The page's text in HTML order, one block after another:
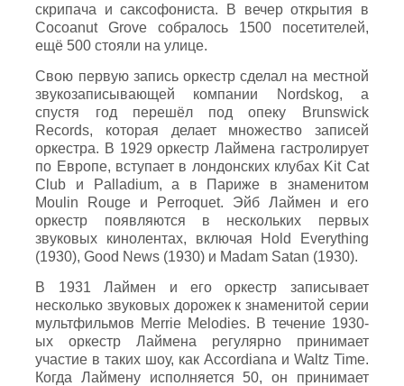
скрипача и саксофониста. В вечер открытия в
Cocoanut Grove собралось 1500 посетителей,
ещё 500 стояли на улице.
Свою первую запись оркестр сделал на местной
звукозаписывающей компании Nordskog, а
спустя год перешёл под опеку Brunswick
Records, которая делает множество записей
оркестра. В 1929 оркестр Лаймена гастролирует
по Европе, вступает в лондонских клубах Kit Cat
Club и Palladium, а в Париже в знаменитом
Moulin Rouge и Perroquet. Эйб Лаймен и его
оркестр появляются в нескольких первых
звуковых кинолентах, включая Hold Everything
(1930), Good News (1930) и Madam Satan (1930).
В 1931 Лаймен и его оркестр записывает
несколько звуковых дорожек к знаменитой серии
мультфильмов Merrie Melodies. В течение 1930-
ых оркестр Лаймена регулярно принимает
участие в таких шоу, как Accordiana и Waltz Time.
Когда Лаймену исполняется 50, он принимает